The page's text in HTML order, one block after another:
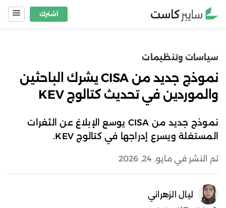
Skip
اشترك
سياسات وتنظيمات
نموذج جديد من CISA يشرك الباحثين
والموردين في تحديث كتالوج KEV
نموذج جديد من CISA يوسع الإبلاغ عن الثغرات
المستغلة ويسرع إدراجها في كتالوج KEV.
تم النشر في مايو. 24, 2026
ليال الزهراني